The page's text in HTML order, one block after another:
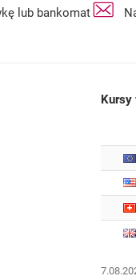
lub bankomatotwiera
Kursy